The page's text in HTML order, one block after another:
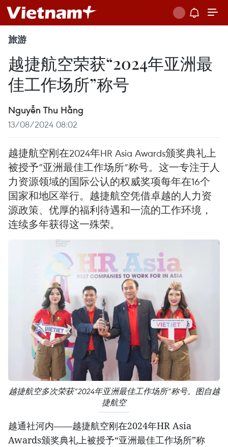
旅游
越捷航空荣获“2024年亚洲最
佳工作场所”称号
Nguyễn Thu Hằng
13/08/2024 08:02
越捷航空刚在2024年HR Asia Awards颁奖典礼上
被授予“亚洲最佳工作场所”称号。这一专注于人
力资源领域的国际公认的权威奖项每年在16个
国家和地区举行。越捷航空凭借卓越的人力资
源政策、优厚的福利待遇和一流的工作环境，
连续多年获得这一殊荣。
越捷航空多次荣获“2024年亚洲最佳工作场所”称号。图自越
捷航空
越通社河内——越捷航空刚在2024年HR Asia
Awards颁奖典礼上被授予“亚洲最佳工作场所”称